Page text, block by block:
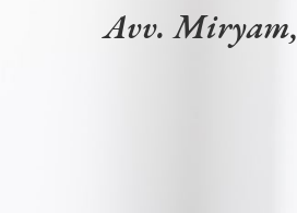
Avv.